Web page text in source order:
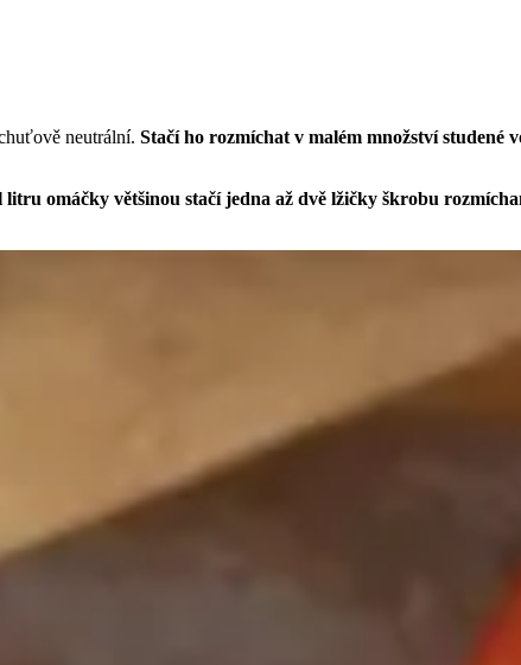
neutrální. Stačí ho rozmíchat v malém množství studené
litru omáčky většinou stačí jedna až dvě lžičky škrobu